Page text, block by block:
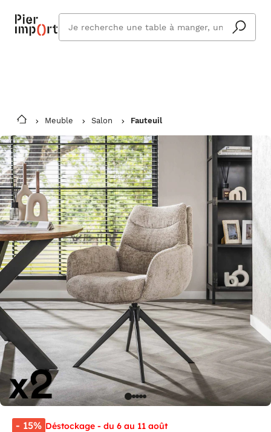
Vous êtes absent ? Pier Import s'adapte
et vous livre à votre retour.
En savoir plus
cherchez
vous ?
Meuble Salon Fauteuil
- 15% Déstockage - du 6 au 11 août